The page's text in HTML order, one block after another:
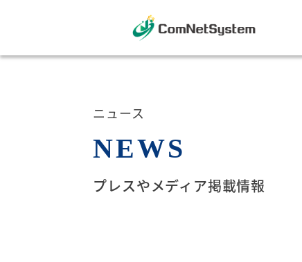
ニュース
NEWS
プレスやメディア掲載情報